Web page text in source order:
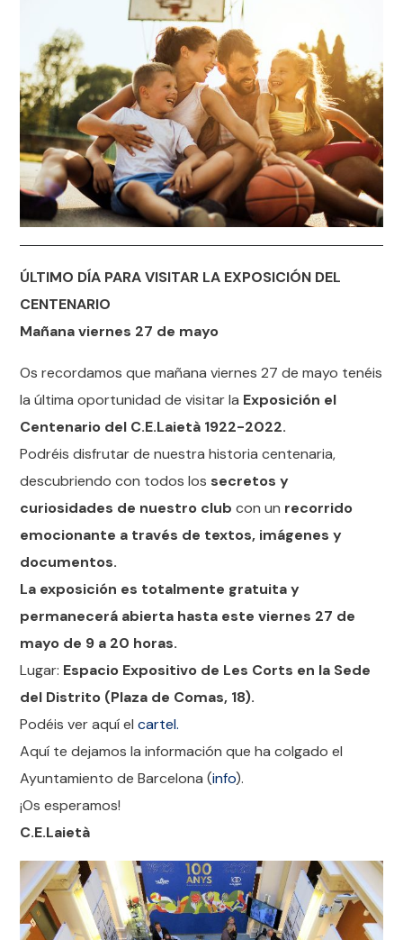
ÚLTIMO DÍA PARA VISITAR LA EXPOSICIÓN DEL
CENTENARIO
Mañana viernes 27 de mayo
Os recordamos que mañana viernes 27 de mayo tenéis
la última oportunidad de visitar la Exposición el
Centenario del C.E.Laietà 1922-2022.
Podréis disfrutar de nuestra historia centenaria,
descubriendo con todos los secretos y
curiosidades de nuestro club con un recorrido
emocionante a través de textos, imágenes y
documentos.
La exposición es totalmente gratuita y
permanecerá abierta hasta este viernes 27 de
mayo de 9 a 20 horas.
Lugar: Espacio Expositivo de Les Corts en la Sede
del Distrito (Plaza de Comas, 18).
Podéis ver aquí elcartel.
Aquí te dejamos la información que ha colgado el
Ayuntamiento de Barcelona (info).
¡Os esperamos!
C.E.Laietà